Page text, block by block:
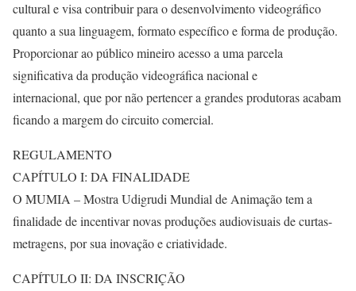
cultural e visa contribuir para o desenvolvimento videográfico
quanto a sua linguagem, formato específico e forma de produção.
Proporcionar ao público mineiro acesso a uma parcela
significativa da produção videográfica nacional e
internacional, que por não pertencer a grandes produtoras acabam
ficando a margem do circuito comercial.
REGULAMENTO
CAPÍTULO I: DA FINALIDADE
O MUMIA – Mostra Udigrudi Mundial de Animação tem a
finalidade de incentivar novas produções audiovisuais de curtas-
metragens, por sua inovação e criatividade.
CAPÍTULO II: DA INSCRIÇÃO